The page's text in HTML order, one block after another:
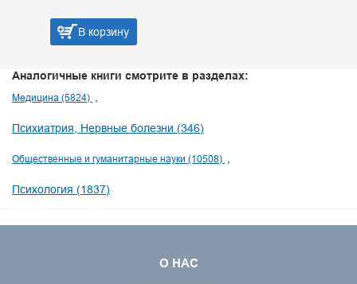
В корзину
Аналогичные книги смотрите в разделах:
Медицина (5824)
Психиатрия, Нервные болезни (346)
Общественные и гуманитарные науки (10508)
Психология (1837)
О НАС